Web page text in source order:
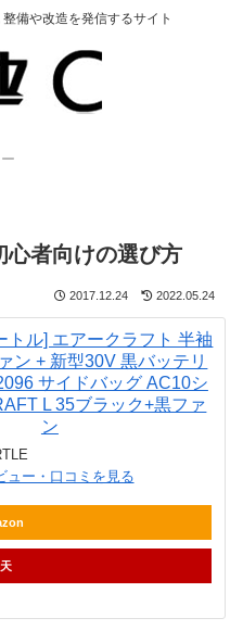
備や改造を発信するサイト
心者向けの選び方
2017.12.24 2022.05.24
トル] エアークラフト 半袖
ン + 新型30V 黒バッテリ
サイドバッグ AC10シ
L 35ブラック+黒ファ
ン
ュー・口コミを見る